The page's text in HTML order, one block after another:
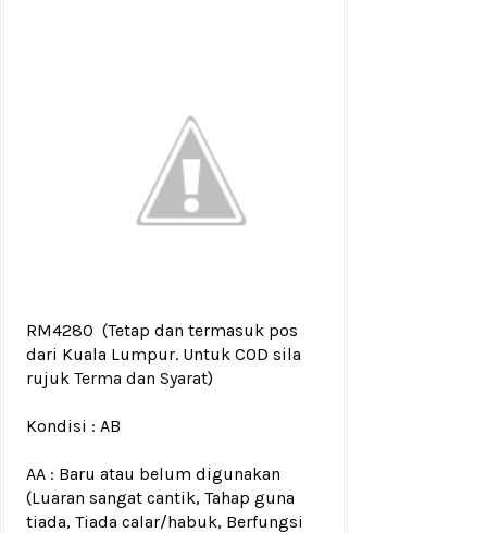
RM4280 (Tetap dan termasuk pos
dari Kuala Lumpur. Untuk COD sila
rujuk Terma dan Syarat)
Kondisi : AB
AA : Baru atau belum digunakan
(Luaran sangat cantik, Tahap guna
tiada, Tiada calar/habuk, Berfungsi